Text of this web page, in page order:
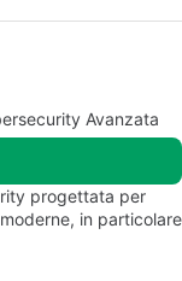
Avanzata
progettata per
in particolare